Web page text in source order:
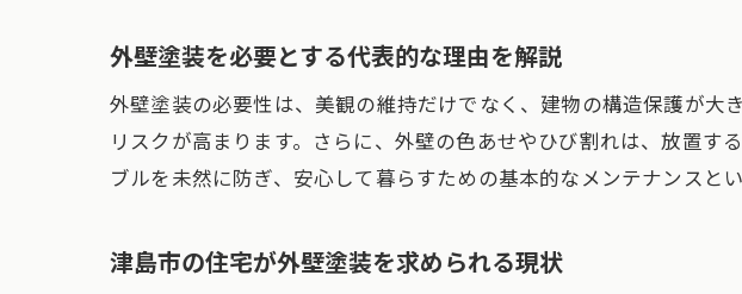
津島市の気候が外壁に
津島市の気候が
外壁塗装で気候
津島市特有の環境
外壁塗装を必要とする代表的な理由を解説
外壁塗装の必要性は、美観の維持だけでなく、建物の構造保護が
リスクが高まります。さらに、外壁の色あせやひび割れは、放置
ブルを未然に防ぎ、安心して暮らすための基本的なメンテナンスとい
津島市の住宅が外壁塗装を求められる現状